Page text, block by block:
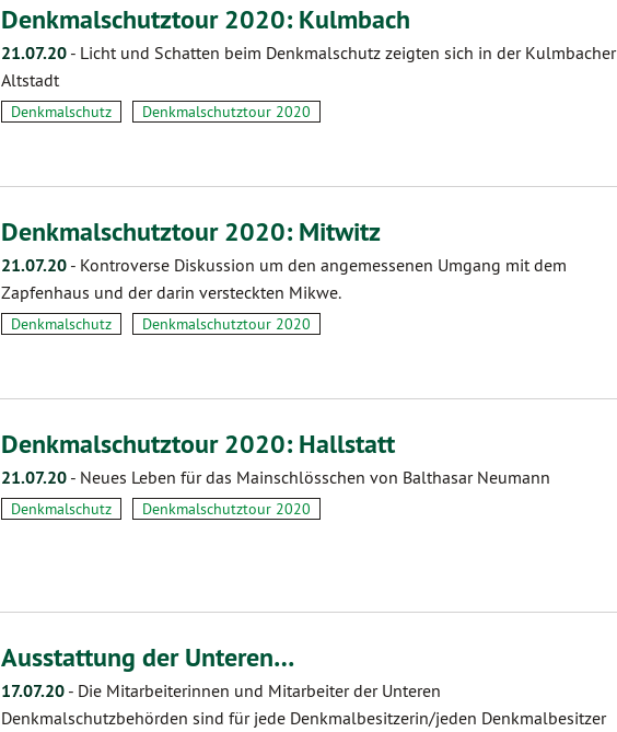
Denkmalschutztour 2020: Kulmbach
21.07.20 - Licht und Schatten beim Denkmalschutz zeigten sich in der Kulmbacher
Altstadt
Denkmalschutz Denkmalschutztour 2020
Denkmalschutztour 2020: Mitwitz
21.07.20 - Kontroverse Diskussion um den angemessenen Umgang mit dem
Zapfenhaus und der darin versteckten Mikwe.
Denkmalschutz Denkmalschutztour 2020
Denkmalschutztour 2020: Hallstatt
21.07.20 - Neues Leben für das Mainschlösschen von Balthasar Neumann
Denkmalschutz Denkmalschutztour 2020
Ausstattung der Unteren…
17.07.20 - Die Mitarbeiterinnen und Mitarbeiter der Unteren
Denkmalschutzbehörden sind für jede Denkmalbesitzerin/jeden Denkmalbesitzer